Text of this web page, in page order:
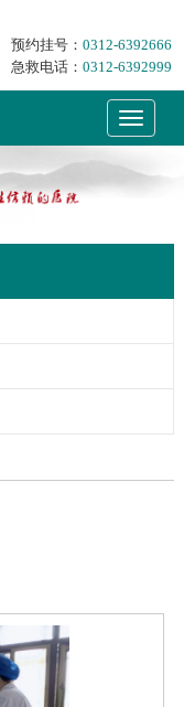
预约挂号： 0312-6392666
急救电话： 0312-6392999